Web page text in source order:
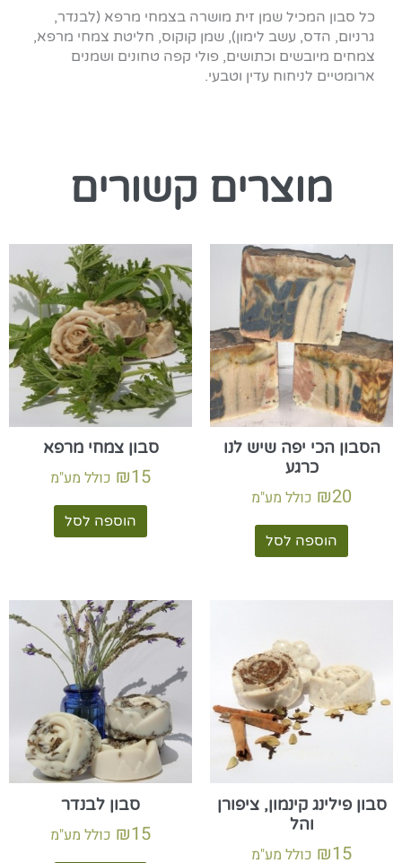
כל סבון המכיל שמן זית מושרה בצמחי מרפא (לבנדר,
גרניום, הדס, עשב לימון), שמן קוקוס, חליטת צמחי מרפא,
צמחים מיובשים וכתושים, פולי קפה טחונים ושמנים
ארומטיים לניחוח עדין וטבעי.
מוצרים קשורים
הסבון הכי יפה שיש לנו
כרגע
₪20 כולל מע"מ
הוספה לסל
סבון צמחי מרפא
₪15 כולל מע"מ
הוספה לסל
סבון פילינג קינמון, ציפורן
והל
₪15 כולל מע"מ
סבון לבנדר
₪15 כולל מע"מ